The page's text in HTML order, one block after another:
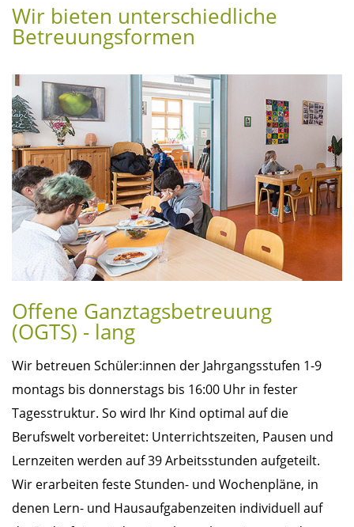
Wir bieten unterschiedliche
Betreuungsformen
Offene Ganztagsbetreuung
(OGTS) - lang
Wir betreuen Schüler:innen der Jahrgangsstufen 1-9
montags bis donnerstags bis 16:00 Uhr in fester
Tagesstruktur. So wird Ihr Kind optimal auf die
Berufswelt vorbereitet: Unterrichtszeiten, Pausen und
Lernzeiten werden auf 39 Arbeitsstunden aufgeteilt.
Wir erarbeiten feste Stunden- und Wochenpläne, in
denen Lern- und Hausaufgabenzeiten individuell auf